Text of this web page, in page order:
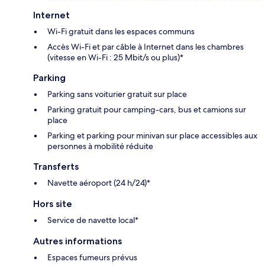
Internet
Wi-Fi gratuit dans les espaces communs
Accès Wi-Fi et par câble à Internet dans les chambres
(vitesse en Wi-Fi : 25 Mbit/s ou plus)*
Parking
Parking sans voiturier gratuit sur place
Parking gratuit pour camping-cars, bus et camions sur
place
Parking et parking pour minivan sur place accessibles aux
personnes à mobilité réduite
Transferts
Navette aéroport (24 h/24)*
Hors site
Service de navette local*
Autres informations
Espaces fumeurs prévus